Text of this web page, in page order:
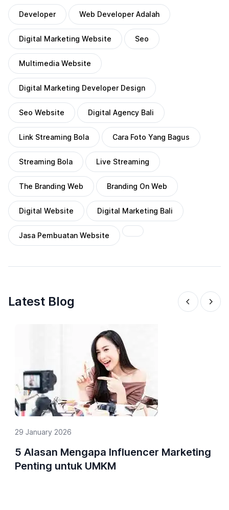
Developer Web Developer Adalah
Digital Marketing Website Seo
Multimedia Website
Digital Marketing Developer Design
Seo Website Digital Agency Bali
Link Streaming Bola Cara Foto Yang Bagus
Streaming Bola Live Streaming
The Branding Web Branding On Web
Digital Website Digital Marketing Bali
Jasa Pembuatan Website
Latest Blog
29 January 2026
5 Alasan Mengapa Influencer Marketing
Penting untuk UMKM